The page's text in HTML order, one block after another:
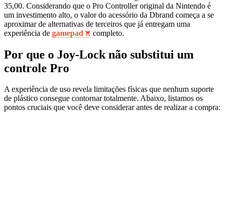
35,00. Considerando que o Pro Controller original da Nintendo é
um investimento alto, o valor do acessório da Dbrand começa a se
aproximar de alternativas de terceiros que já entregam uma
experiência de gamepad completo.
Por que o Joy-Lock não substitui um
controle Pro
A experiência de uso revela limitações físicas que nenhum suporte
de plástico consegue contornar totalmente. Abaixo, listamos os
pontos cruciais que você deve considerar antes de realizar a compra: